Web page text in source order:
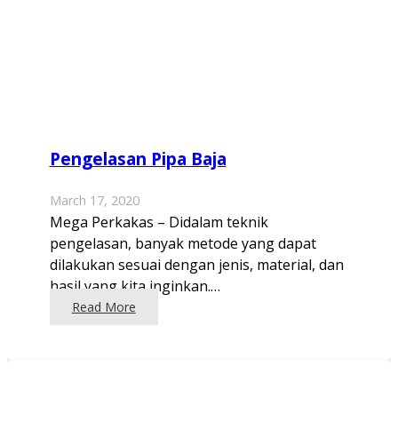
Pengelasan Pipa Baja
March 17, 2020
Mega Perkakas – Didalam teknik
pengelasan, banyak metode yang dapat
dilakukan sesuai dengan jenis, material, dan
hasil yang kita inginkan.…
Read More